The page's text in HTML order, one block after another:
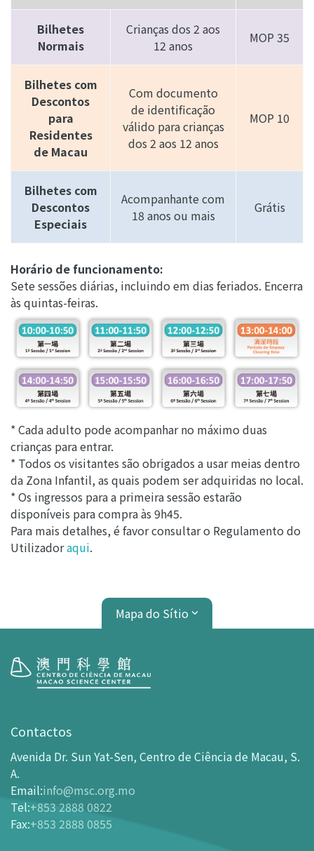
Bilhetes
Normais
Crianças dos 2 aos
12 anos
MOP 35
Bilhetes com
Descontos
para
Residentes
de Macau
Com documento
de identificação
válido para crianças
dos 2 aos 12 anos
MOP 10
Bilhetes com
Descontos
Especiais
Acompanhante com
18 anos ou mais
Grátis
Horário de funcionamento:
Sete sessões diárias, incluindo em dias feriados. Encerra
às quintas-feiras.
* Cada adulto pode acompanhar no máximo duas
crianças para entrar.
* Todos os visitantes são obrigados a usar meias dentro
da Zona Infantil, as quais podem ser adquiridas no local.
* Os ingressos para a primeira sessão estarão
disponíveis para compra às 9h45.
Para mais detalhes, é favor consultar o Regulamento do
Utilizadoraqui.
Mapa do Sítio
Horário de Funcionamento
Como chegar ao MSC
Bilheteira
- Comprar Ingressos On-line
- Ingressos e Tabela de Descontos
Contactos
Avenida Dr. Sun Yat-Sen, Centro de Ciência de Macau, S.
A.
Email:info@msc.org.mo
Tel:+853 2888 0822
Fax:+853 2888 0855